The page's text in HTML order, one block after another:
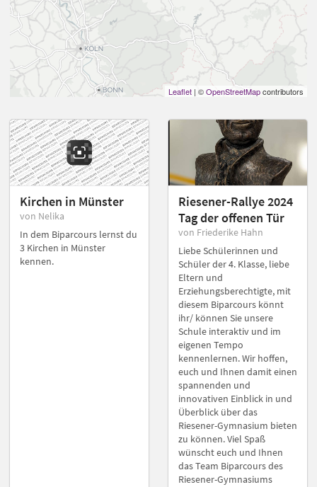
Leaflet | ©OpenStreetMapcontributors
Kirchen in Münster
von Nelika
In dem Biparcours lernst du
3 Kirchen in Münster
kennen.
Riesener-Rallye 2024
Tag der offenen Tür
von Friederike Hahn
Liebe Schülerinnen und
Schüler der 4. Klasse, liebe
Eltern und
Erziehungsberechtigte, mit
diesem Biparcours könnt
ihr/ können Sie unsere
Schule interaktiv und im
eigenen Tempo
kennenlernen. Wir hoffen,
euch und Ihnen damit einen
spannenden und
innovativen Einblick in und
Überblick über das
Riesener-Gymnasium bieten
zu können. Viel Spaß
wünscht euch und Ihnen
das Team Biparcours des
Riesener-Gymnasiums